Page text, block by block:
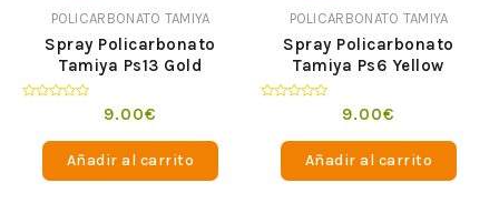
POLICARBONATO TAMIYA
Spray Policarbonato
Tamiya Ps13 Gold
9.00€
Añadir al carrito
POLICARBONATO TAMIYA
Spray Policarbonato
Tamiya Ps6 Yellow
9.00€
Añadir al carrito